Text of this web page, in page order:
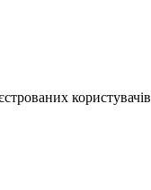
користувачів